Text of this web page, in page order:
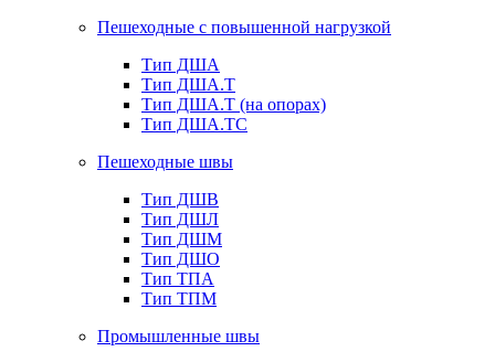
Пешеходные с повышенной нагрузкой
Тип ДША
Тип ДША.Т
Тип ДША.Т (на опорах)
Тип ДША.ТС
Пешеходные швы
Тип ДШВ
Тип ДШЛ
Тип ДШМ
Тип ДШО
Тип ТПА
Тип ТПМ
Промышленные швы